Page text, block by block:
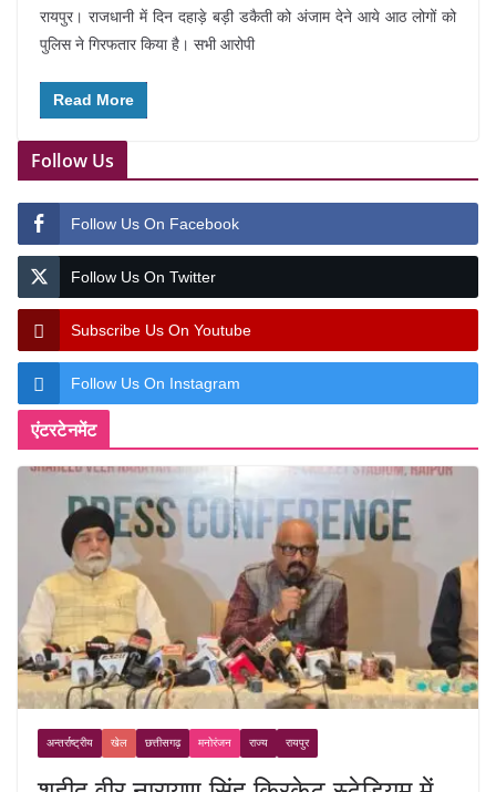
रायपुर। राजधानी में दिन दहाड़े बड़ी डकैती को अंजाम देने आये आठ लोगों को
पुलिस ने गिरफतार किया है। सभी आरोपी
Read More
Follow Us
Follow Us On Facebook
Follow Us On Twitter
Subscribe Us On Youtube
Follow Us On Instagram
एंटरटेनमेंट
अन्तर्राष्ट्रीय खेल छत्तीसगढ़ मनोरंजन राज्य रायपुर